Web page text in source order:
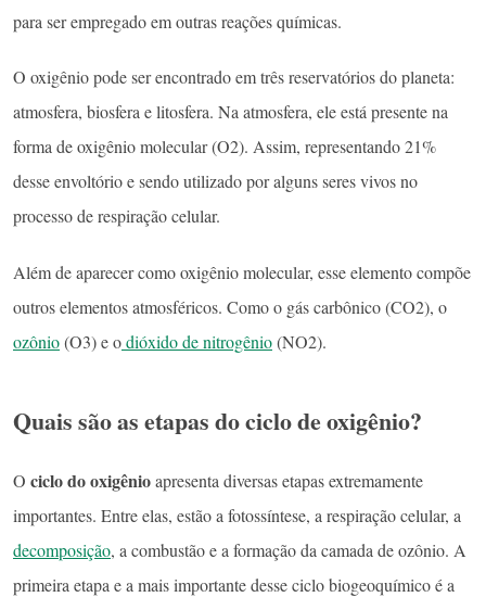
para ser empregado em outras reações químicas.
O oxigênio pode ser encontrado em três reservatórios do planeta:
atmosfera, biosfera e litosfera. Na atmosfera, ele está presente na
forma de oxigênio molecular (O2). Assim, representando 21%
desse envoltório e sendo utilizado por alguns seres vivos no
processo de respiração celular.
Além de aparecer como oxigênio molecular, esse elemento compõe
outros elementos atmosféricos. Como o gás carbônico (CO2), o
ozônio(O3) e odióxido de nitrogênio(NO2).
Quais são as etapas do ciclo de oxigênio?
O ciclo do oxigênioapresenta diversas etapas extremamente
importantes. Entre elas, estão a fotossíntese, a respiração celular, a
decomposição, a combustão e a formação da camada de ozônio. A
primeira etapa e a mais importante desse ciclo biogeoquímico é a